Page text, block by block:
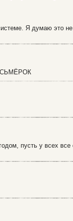
Я думаю это
пусть у всех